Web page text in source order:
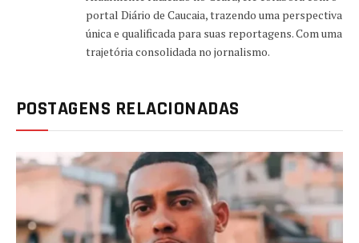
portal Diário de Caucaia, trazendo uma perspectiva
única e qualificada para suas reportagens. Com uma
trajetória consolidada no jornalismo.
POSTAGENS RELACIONADAS